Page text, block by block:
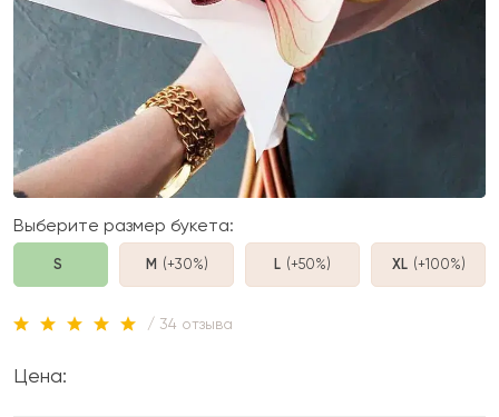
Выберите размер букета:
S M (+30%) L (+50%) XL (+100%)
/ 34 отзыва
Цена: